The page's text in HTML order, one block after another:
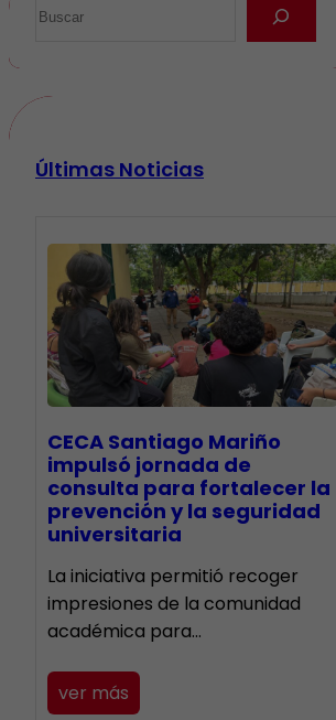
Últimas Noticias
CECA Santiago Mariño
impulsó jornada de
consulta para fortalecer la
prevención y la seguridad
universitaria
La iniciativa permitió recoger
impresiones de la comunidad
académica para…
ver más